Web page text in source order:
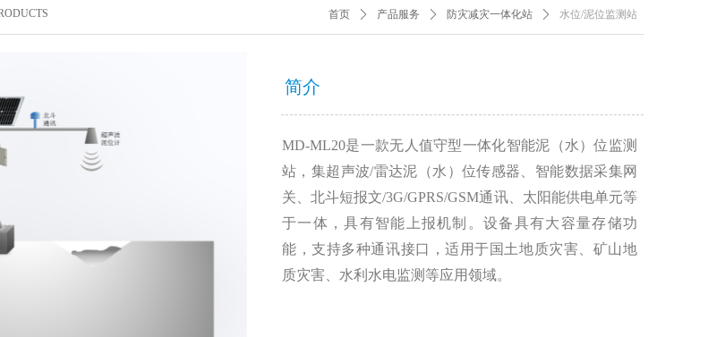
简介
MD-ML20是一款无人值守型一体化智能泥（水）位监测
站，集超声波/雷达泥（水）位传感器、智能数据采集网
关、北斗短报文/3G/GPRS/GSM通讯、太阳能供电单元等
于一体，具有智能上报机制。设备具有大容量存储功
能，支持多种通讯接口，适用于国土地质灾害、矿山地
质灾害、水利水电监测等应用领域。
首页 ꄲ 产品服务 ꄲ 防灾减灾一体化站 ꄲ 水位/泥位监测站